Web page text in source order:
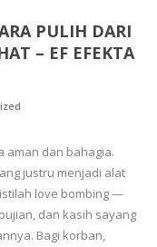
PULIH DARI
– EF EFEKTA
aman dan bahagia.
justru menjadi alat
love bombing —
dan kasih sayang
Bagi korban,